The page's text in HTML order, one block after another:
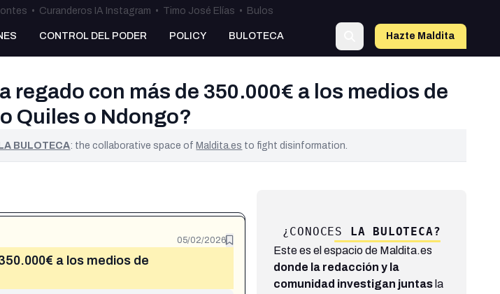
• Curanderos IA Instagram • Timo José Elías • Bulos
CONTROL DEL PODER POLICY BULOTECA Hazte Maldita
regado con más de 350.000€ a los medios de
Quiles o Ndongo?
BULOTECA: the collaborative space ofMaldita.es to fight disinformation.
05/02/2026
a los medios de
¿CONOCES LA BULOTECA?
Este es el espacio de Maldita.es
donde la redacción y la
comunidad investigan juntasla